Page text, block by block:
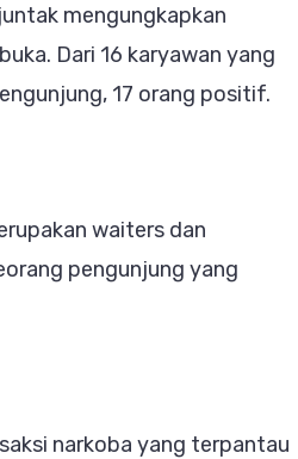
mengungkapkan
Dari 16 karyawan yang
17 orang positif.
waiters dan
pengunjung yang
narkoba yang terpantau